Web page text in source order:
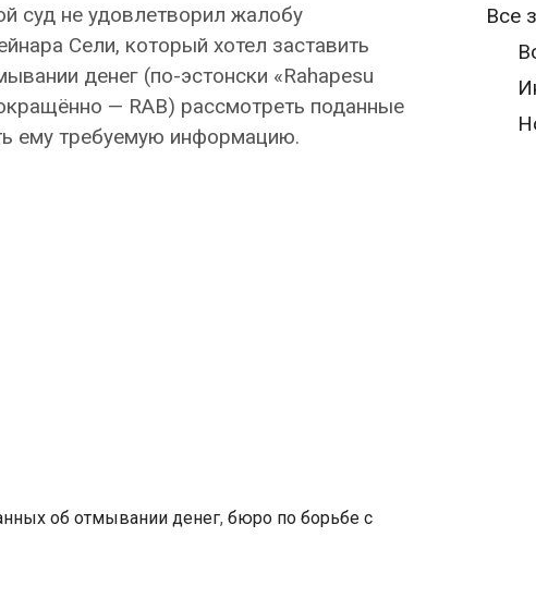
суд не удовлетворил жалобу
Сели, который хотел заставить
денег (по-эстонски «Rahapesu
— RAB) рассмотреть поданные
ему требуемую информацию.
об отмывании денег, бюро по борьбе с
Все